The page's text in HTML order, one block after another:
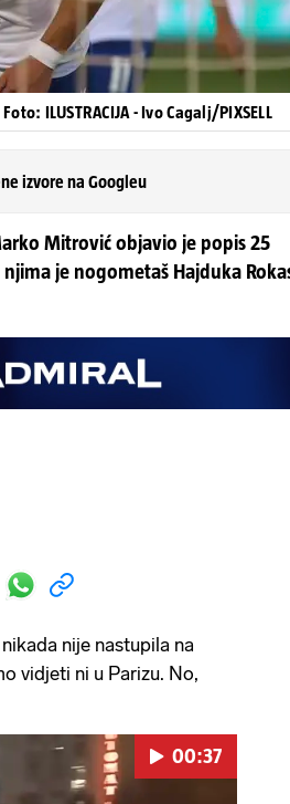
Foto: ILUSTRACIJA - Ivo Cagalj/PIXSELL
izvore na Googleu
Mitrović objavio je popis 25
je nogometaš Hajduka
nije nastupila na
vidjeti ni u Parizu. No,
00:37